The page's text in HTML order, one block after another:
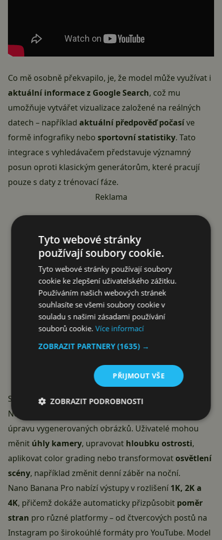
Co mě osobně překvapilo, je, že model může využívat i
aktuální informace z Google Search, což mu
umožňuje vytvářet vizualizace založené na reálných
datech – například aktuální předpověď počasíve
formě infografiky nebo sportovní statistiky. Tato
integrace s vyhledávačem představuje významný
posun oproti klasickým generátorům, které pracují
pouze s daty z trénovací fáze.
Reklama
Studiová kontrola nad každým detailem
Nový model přináší
úpravu vygenerovaných obrázků. Uživatelé mohou
měnit úhly kamery, upravovat hloubku ostrosti,
aplikovat color grading nebo transformovatosvětlení
scény, například změnit denní záběr na noční.
Nano Banana Pro nabízí výstupy v rozlišení 1K, 2K a
4K, přičemž dokáže automaticky přizpůsobit poměr
stran pro různé platformy – od čtvercových postů na
Instagram po širokoúhlé formáty pro YouTube. Model
Tyto webové stránky
používají soubory cookie.
Tyto webové stránky používají soubory
cookie ke zlepšení uživatelského zážitku.
Používáním našich webových stránek
souhlasíte se všemi soubory cookie v
souladu s našimi zásadami používání
souborů cookie.Více informací
ZOBRAZIT PARTNERY(1635) →
PŘIJMOUT VŠE
ZOBRAZIT PODROBNOSTI